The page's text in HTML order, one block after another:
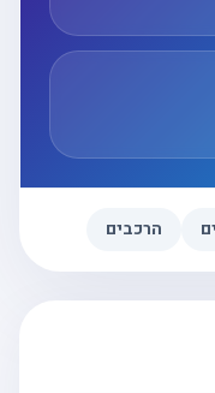
הרכבים